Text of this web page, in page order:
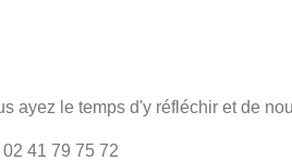
ayez le temps d'y réfléchir et de
02 41 79 75 72